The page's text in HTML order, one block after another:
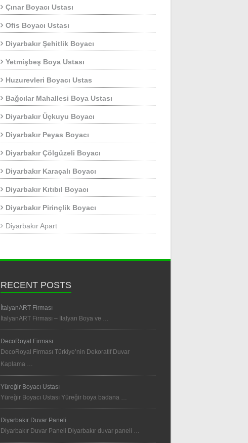
Çınar Boyacı Ustası
Ofis Boyacı Ustası
Diyarbakır Şehitlik Boyacı
Yetmişbeş Boya Ustası
Huzurevleri Boyacı Ustas
Bağcılar Mahallesi Boya Ustası
Diyarbakır Üçkuyu Boyacı
Diyarbakır Peyas Boyacı
Diyarbakır Çölgüzeli Boyacı
Diyarbakır Karaçalı Boyacı
Diyarbakır Kıtıbıl Boyacı
Diyarbakır Pirinçlik Boyacı
Diyarbakır Apart
RECENT POSTS
İtalyanART Firması
İtalyanART Firması – İtalyan Boya ve …
DecoRoyal Firması
DecoRoyal Firması Türkiye’nin Dekoratif Duvar
Kaplama …
Yüreğir Boyacı Ustası
Yüreğir Boyacı Ustası Yüreğir boya badana …
Diyarbakır Duvar Paneli
Diyarbakır Duvar Paneli Diyarbakır duvar paneli …